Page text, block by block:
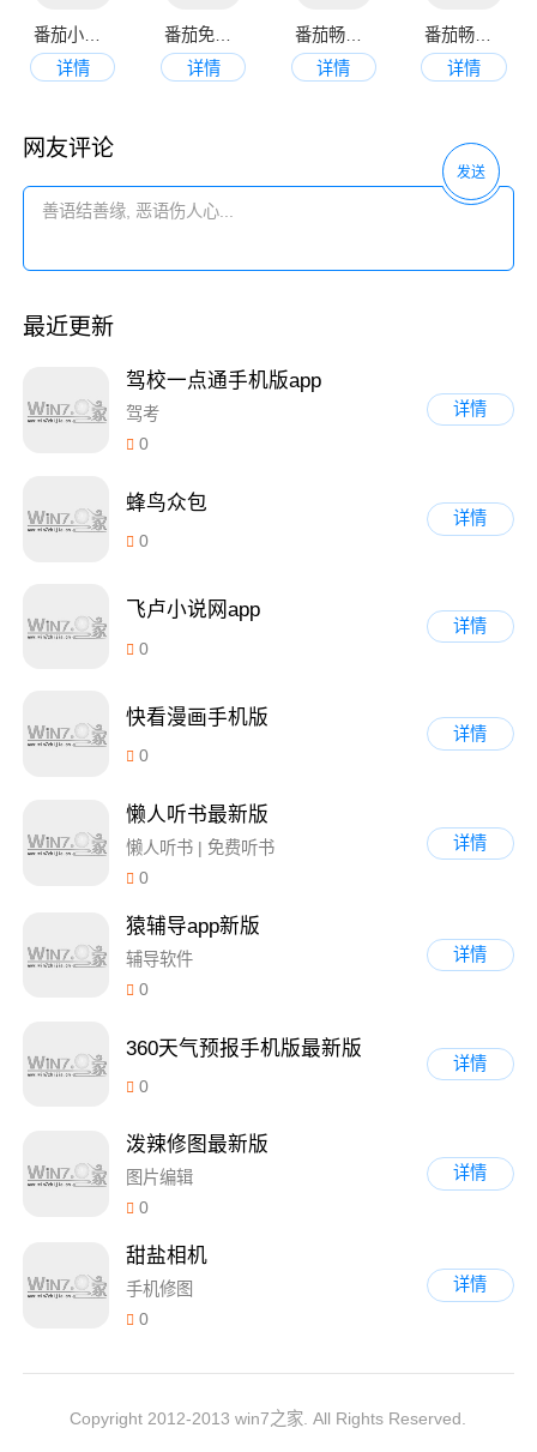
番茄小说app官网版
详情
番茄免费小说
详情
番茄畅听免费版
详情
详情
网友评论
发送
最近更新
驾校一点通手机版app
驾考
0
详情
蜂鸟众包
0
详情
飞卢小说网app
0
详情
快看漫画手机版
0
详情
懒人听书最新版
懒人听书 | 免费听书
0
详情
猿辅导app新版
辅导软件
0
详情
360天气预报手机版最新版
0
详情
泼辣修图最新版
图片编辑
0
详情
甜盐相机
手机修图
0
详情
Copyright 2012-2013 win7之家. All Rights Reserved.